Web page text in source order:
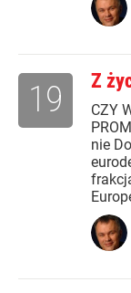
Z
CZY
nie
19